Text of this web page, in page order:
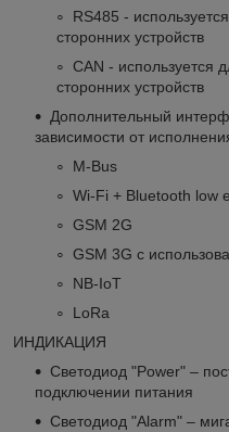
RS485 -
сторонних устройств
CAN - используется
сторонних устройств
Дополнительный
зависимости от
M-Bus
Wi-Fi + Bluetooth low
GSM 2G
GSM 3G с
NB-IoT
LoRa
ИНДИКАЦИЯ
Светодиод "Power" –
подключении питания
Светодиод "Alarm" –